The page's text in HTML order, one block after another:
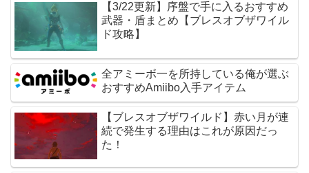
【3/22更新】序盤で手に入るおすすめ
武器・盾まとめ【ブレスオブザワイル
ド攻略】
全アミーボ一を所持している俺が選ぶ
おすすめAmiibo入手アイテム
【ブレスオブザワイルド】赤い月が連
続で発生する理由はこれが原因だっ
た！